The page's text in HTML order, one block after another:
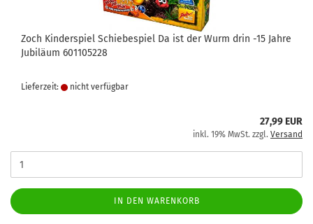
Zoch Kinderspiel Schiebespiel Da ist der Wurm drin -15 Jahre
Jubiläum 601105228
Lieferzeit: nicht verfügbar
27,99 EUR
inkl. 19% MwSt. zzgl. Versand
IN DEN WARENKORB